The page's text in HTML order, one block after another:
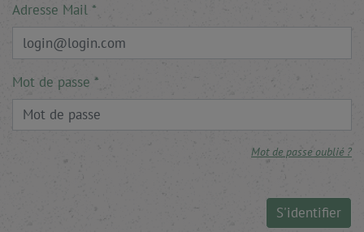
Adresse Mail
Mot de passe
Mot de passe oublié ?
S'identifier